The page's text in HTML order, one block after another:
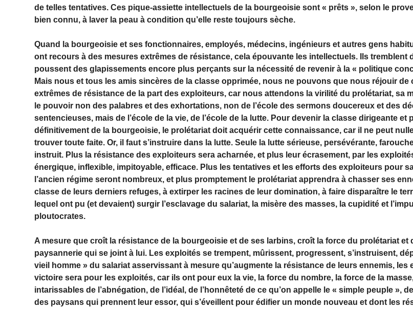
de telles tentatives. Ces pique-assiette intellectuels de la bourgeoisie sont « prêts », selon le
bien connu, à laver la peau à condition qu’elle reste toujours sèche.
Quand la bourgeoisie et ses fonctionnaires, employés, médecins, ingénieurs et autres gens
ont recours à des mesures extrêmes de résistance, cela épouvante les intellectuels. Ils tremblent
poussent des glapissements encore plus perçants sur la nécessité de revenir à la « politique
Mais nous et tous les amis sincères de la classe opprimée, nous ne pouvons que nous réjouir de
extrêmes de résistance de la part des exploiteurs, car nous attendons la virilité du prolétariat, sa
le pouvoir non des palabres et des exhortations, non de l’école des sermons doucereux et des
sentencieuses, mais de l’école de la vie, de l’école de la lutte. Pour devenir la classe dirigeante et
définitivement de la bourgeoisie, le prolétariat doit acquérir cette connaissance, car il ne peut
trouver toute faite. Or, il faut s’instruire dans la lutte. Seule la lutte sérieuse, persévérante,
instruit. Plus la résistance des exploiteurs sera acharnée, et plus leur écrasement, par les
énergique, inflexible, impitoyable, efficace. Plus les tentatives et les efforts des exploiteurs pour
l’ancien régime seront nombreux, et plus promptement le prolétariat apprendra à chasser ses
classe de leurs derniers refuges, à extirper les racines de leur domination, à faire disparaître le
lequel ont pu (et devaient) surgir l’esclavage du salariat, la misère des masses, la cupidité et
ploutocrates.
A mesure que croît la résistance de la bourgeoisie et de ses larbins, croît la force du prolétariat et
paysannerie qui se joint à lui. Les exploités se trempent, mûrissent, progressent, s’instruisent,
vieil homme » du salariat asservissant à mesure qu’augmente la résistance de leurs ennemis, les
victoire sera pour les exploités, car ils ont pour eux la vie, la force du nombre, la force de la
intarissables de l’abnégation, de l’idéal, de l’honnêteté de ce qu’on appelle le « simple peuple »,
des paysans qui prennent leur essor, qui s’éveillent pour édifier un monde nouveau et dont les